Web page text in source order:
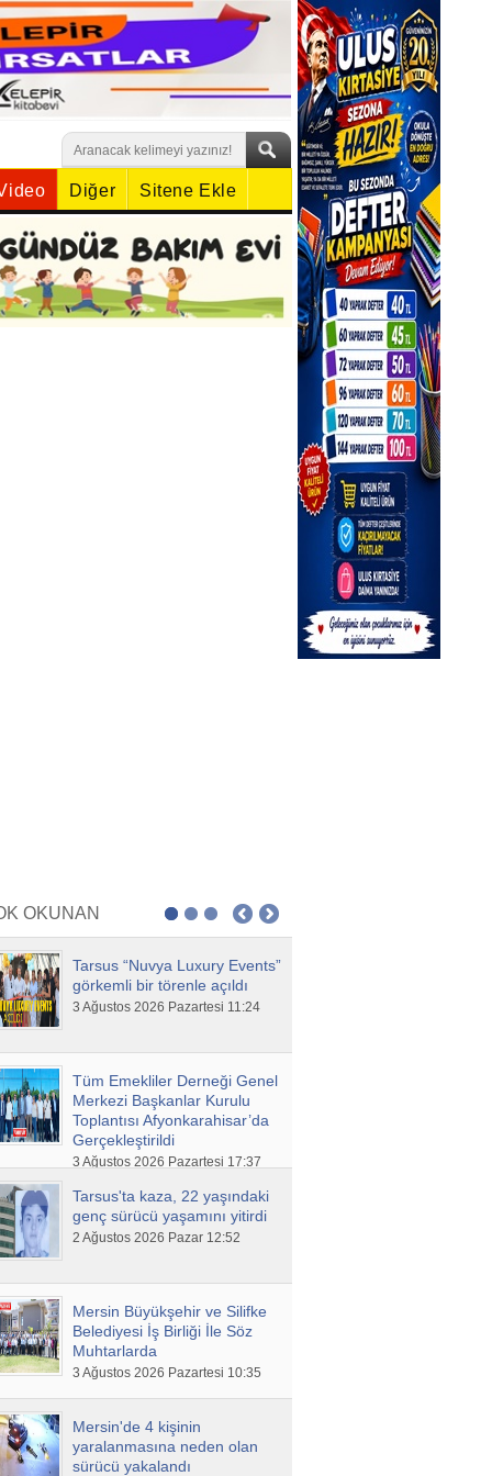
Diğer Sitene Ekle
OKUNAN
Carettalar’da Hedef Yeniden
Süper Lig
6 Ağustos 2026 Perşembe 16:00
4 Ağustos 2026 Salı 09:24
Tarsus “Nuvya Luxury Events”
görkemli bir törenle açıldı
3 Ağustos 2026 Pazartesi 11:24
Tüm Emekliler Derneği Genel
Merkezi Başkanlar Kurulu
Toplantısı Afyonkarahisar’da
Gerçekleştirildi
3 Ağustos 2026 Pazartesi 17:37
Tarsus'ta kaza, 22 yaşındaki
genç sürücü yaşamını yitirdi
2 Ağustos 2026 Pazar 12:52
Mersin Büyükşehir ve Silifke
Belediyesi İş Birliği İle Söz
Muhtarlarda
3 Ağustos 2026 Pazartesi 10:35
Mersin'de 4 kişinin
yaralanmasına neden olan
sürücü yakalandı
Celal Tezel
Eyyamı Bahur
Ahmet Akın
Belediyeler Çevre Kalitesini
İyileştirmeyi Hedef Edinmelidir
Mehmet Can BULUT
CHP’de sular bir türlü
durulmuyor
Hakan BULUT
Gündeme gelmesin diye ne
Bedir Hasırcı